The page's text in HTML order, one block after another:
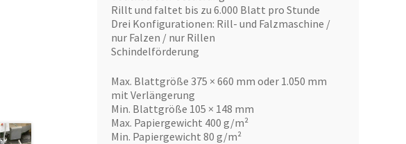
Rillt und faltet bis zu 6.000 Blatt pro Stunde
Drei Konfigurationen: Rill- und Falzmaschine /
nur Falzen / nur Rillen
Schindelförderung
Max. Blattgröße 375 × 660 mm oder 1.050 mm
mit Verlängerung
Min. Blattgröße 105 × 148 mm
Max. Papiergewicht 400 g/m²
Min. Papiergewicht 80 g/m²